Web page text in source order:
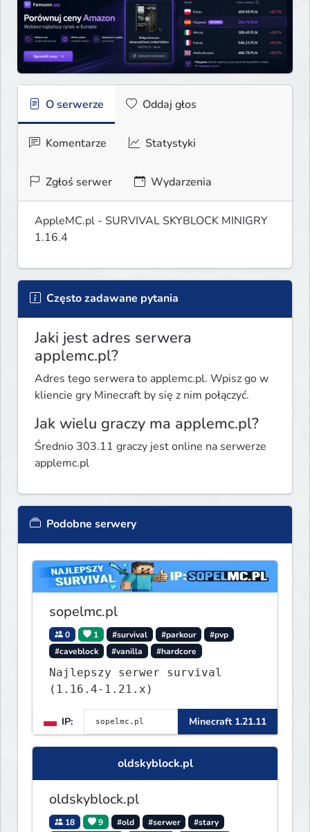
O serwerze Oddaj głos
Komentarze Statystyki
Zgłoś serwer Wydarzenia
AppleMC.pl - SURVIVAL SKYBLOCK MINIGRY
1.16.4
Często zadawane pytania
Jaki jest adres serwera
applemc.pl?
Adres tego serwera to applemc.pl. Wpisz go w
kliencie gry Minecraft by się z nim połączyć.
Jak wielu graczy ma applemc.pl?
Średnio 303.11 graczy jest online na serwerze
applemc.pl
Podobne serwery
sopelmc.pl
0 1 #survival #parkour
#pvp
#caveblock
#vanilla #hardcore
Najlepszy serwer survival
(1.16.4-1.21.x)
IP: Minecraft 1.21.11
oldskyblock.pl
oldskyblock.pl
18 9 #old #serwer
#stary